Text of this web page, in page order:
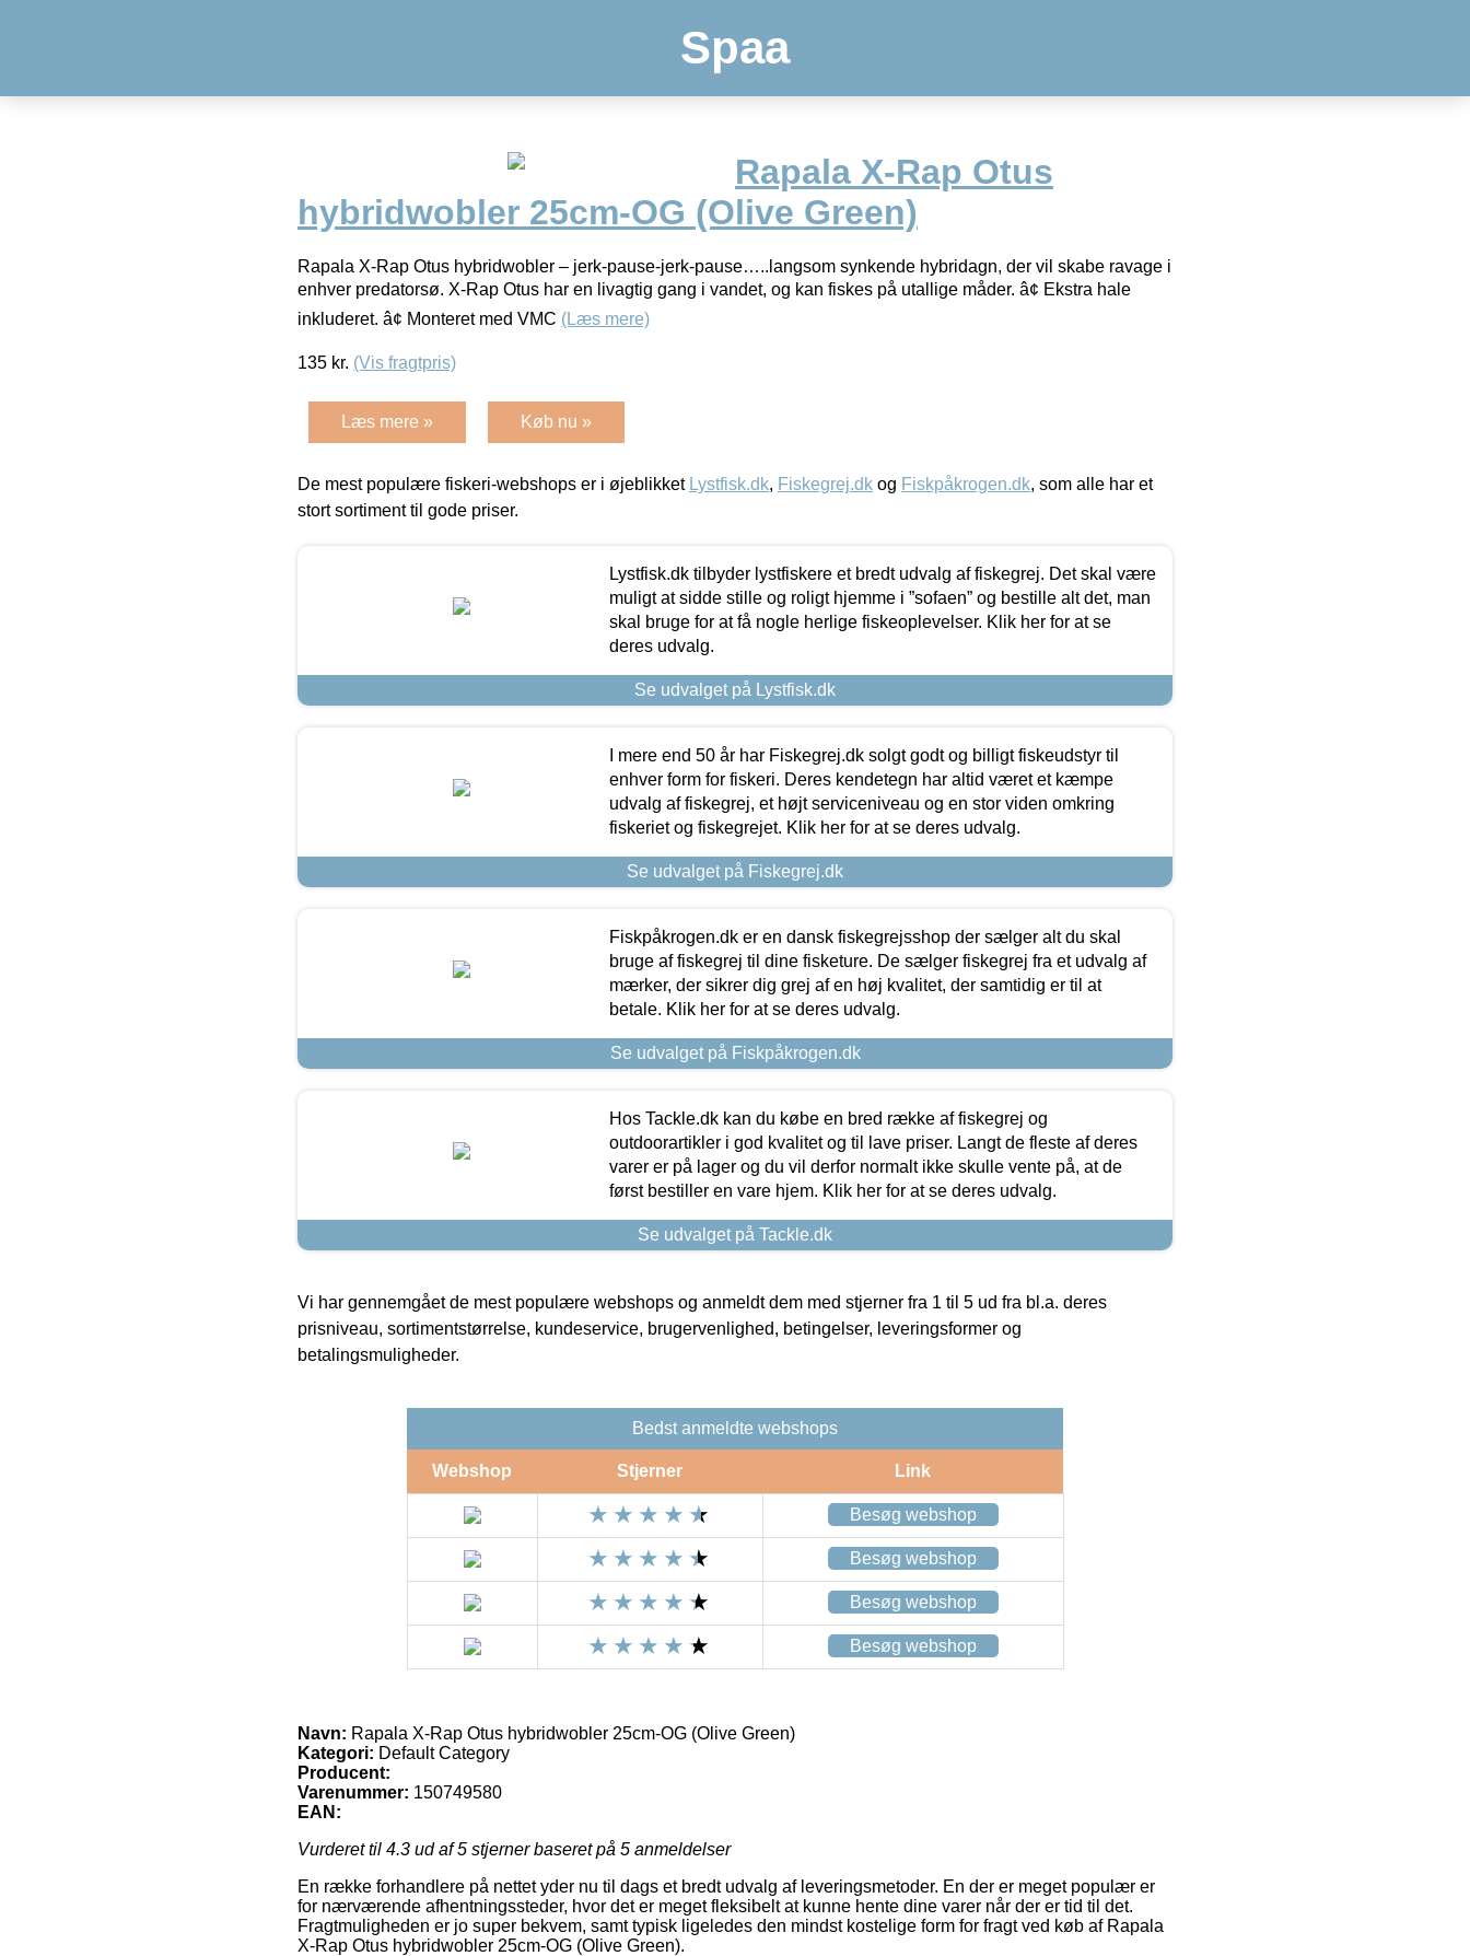
Spaa
Rapala X-Rap Otus
hybridwobler 25cm-OG (Olive Green)
Rapala X-Rap Otus hybridwobler – jerk-pause-jerk-pause…..langsom synkende hybridagn, der vil skabe ravage i
enhver predatorsø. X-Rap Otus har en livagtig gang i vandet, og kan fiskes på utallige måder. â¢ Ekstra hale
inkluderet. â¢ Monteret med VMC (Læs mere)
135 kr. (Vis fragtpris)
Læs mere » Køb nu »
De mest populære fiskeri-webshops er i øjeblikket Lystfisk.dk, Fiskegrej.dk og Fiskpåkrogen.dk, som alle har et
stort sortiment til gode priser.
Lystfisk.dk tilbyder lystfiskere et bredt udvalg af fiskegrej. Det skal være
muligt at sidde stille og roligt hjemme i ”sofaen” og bestille alt det, man
skal bruge for at få nogle herlige fiskeoplevelser. Klik her for at se
deres udvalg.
Se udvalget på Lystfisk.dk
I mere end 50 år har Fiskegrej.dk solgt godt og billigt fiskeudstyr til
enhver form for fiskeri. Deres kendetegn har altid været et kæmpe
udvalg af fiskegrej, et højt serviceniveau og en stor viden omkring
fiskeriet og fiskegrejet. Klik her for at se deres udvalg.
Se udvalget på Fiskegrej.dk
Fiskpåkrogen.dk er en dansk fiskegrejsshop der sælger alt du skal
bruge af fiskegrej til dine fisketure. De sælger fiskegrej fra et udvalg af
mærker, der sikrer dig grej af en høj kvalitet, der samtidig er til at
betale. Klik her for at se deres udvalg.
Se udvalget på Fiskpåkrogen.dk
Hos Tackle.dk kan du købe en bred række af fiskegrej og
outdoorartikler i god kvalitet og til lave priser. Langt de fleste af deres
varer er på lager og du vil derfor normalt ikke skulle vente på, at de
først bestiller en vare hjem. Klik her for at se deres udvalg.
Se udvalget på Tackle.dk
Vi har gennemgået de mest populære webshops og anmeldt dem med stjerner fra 1 til 5 ud fra bl.a. deres
prisniveau, sortimentstørrelse, kundeservice, brugervenlighed, betingelser, leveringsformer og
betalingsmuligheder.
Bedst anmeldte webshops
Webshop Stjerner Link
Besøg webshop
Besøg webshop
Besøg webshop
Besøg webshop
Navn: Rapala X-Rap Otus hybridwobler 25cm-OG (Olive Green)
Kategori: Default Category
Producent:
Varenummer: 150749580
EAN:
Vurderet til 4.3 ud af 5 stjerner baseret på 5 anmeldelser
En række forhandlere på nettet yder nu til dags et bredt udvalg af leveringsmetoder. En der er meget populær er
for nærværende afhentningssteder, hvor det er meget fleksibelt at kunne hente dine varer når der er tid til det.
Fragtmuligheden er jo super bekvem, samt typisk ligeledes den mindst kostelige form for fragt ved køb af Rapala
X-Rap Otus hybridwobler 25cm-OG (Olive Green).